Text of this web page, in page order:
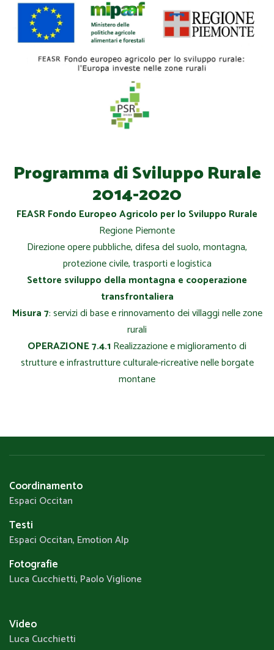
Programma di Sviluppo Rurale
2014-2020
FEASR Fondo Europeo Agricolo per lo Sviluppo Rurale
Regione Piemonte
Direzione opere pubbliche, difesa del suolo, montagna,
protezione civile, trasporti e logistica
Settore sviluppo della montagna e cooperazione
transfrontaliera
Misura 7: servizi di base e rinnovamento dei villaggi nelle zone
rurali
OPERAZIONE 7.4.1Realizzazione e miglioramento di
strutture e infrastrutture culturale-ricreative nelle borgate
montane
Coordinamento
Espaci Occitan
Testi
Espaci Occitan, Emotion Alp
Fotografie
Luca Cucchietti, Paolo Viglione
Video
Luca Cucchietti